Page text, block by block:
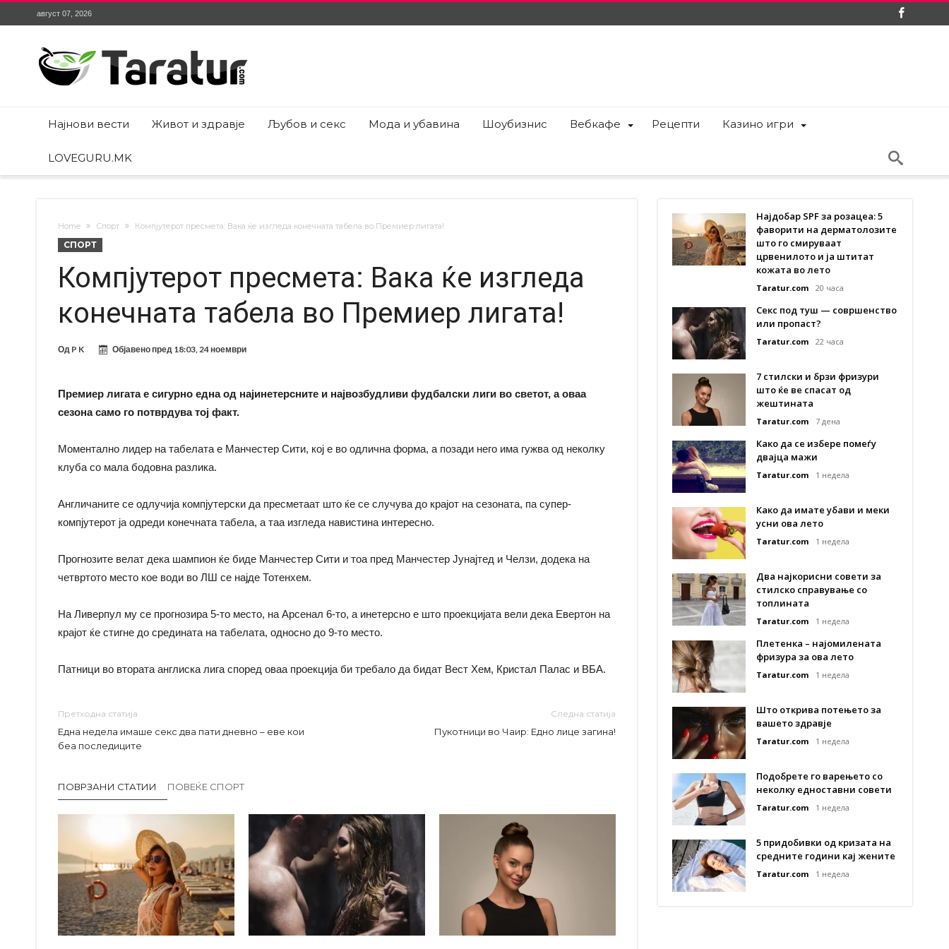
август 07, 2026
Најнови вести Живот и здравје Љубов и секс Мода и убавина Шоубизнис Вебкафе Рецепти Казино игри
LOVEGURU.MK
Home Спорт Компјутерот пресмета: Вака ќе изгледа конечната табела во Премиер лигата!
СПОРТ
Компјутерот пресмета: Вака ќе изгледа
конечната табела во Премиер лигата!
Од P K Објавено пред 18:03, 24 ноември
Премиер лигата е сигурно една од најинетерсните и највозбудливи фудбалски лиги во светот, а оваа
сезона само го потврдува тој факт.
Моментално лидер на табелата е Манчестер Сити, кој е во одлична форма, а позади него има гужва од неколку
клуба со мала бодовна разлика.
Англичаните се одлучија компјутерски да пресметаат што ќе се случува до крајот на сезоната, па супер-
компјутерот ја одреди конечната табела, а таа изгледа навистина интересно.
Прогнозите велат дека шампион ќе биде Манчестер Сити и тоа пред Манчестер Јунајтед и Челзи, додека на
четвртото место кое води во ЛШ се најде Тотенхем.
На Ливерпул му се прогнозира 5-то место, на Арсенал 6-то, а инетерсно е што проекцијата вели дека Евертон на
крајот ќе стигне до средината на табелата, односно до 9-то место.
Патници во втората англиска лига според оваа проекција би требало да бидат Вест Хем, Кристал Палас и ВБА.
Претходна статија
Една недела имаше секс два пати дневно – еве кои
беа последиците
Следна статија
Пукотници во Чаир: Едно лице загина!
ПОВРЗАНИ СТАТИИ ПОВЕЌЕ СПОРТ
Најдобар SPF за розацеа: 5
фаворити на дерматолозите
што го смируваат
црвенилото и ја штитат
кожата во лето
Taratur.com 20 часа
Секс под туш — совршенство
или пропаст?
Taratur.com 22 часа
7 стилски и брзи фризури
што ќе ве спасат од
жештината
Taratur.com 7 дена
Како да се избере помеѓу
двајца мажи
Taratur.com 1 недела
Како да имате убави и меки
усни ова лето
Taratur.com 1 недела
Два најкорисни совети за
стилско справување со
топлината
Taratur.com 1 недела
Плетенка – најомилената
фризура за ова лето
Taratur.com 1 недела
Што открива потењето за
вашето здравје
Taratur.com 1 недела
Подобрете го варењето со
неколку едноставни совети
Taratur.com 1 недела
5 придобивки од кризата на
средните години кај жените
Taratur.com 1 недела